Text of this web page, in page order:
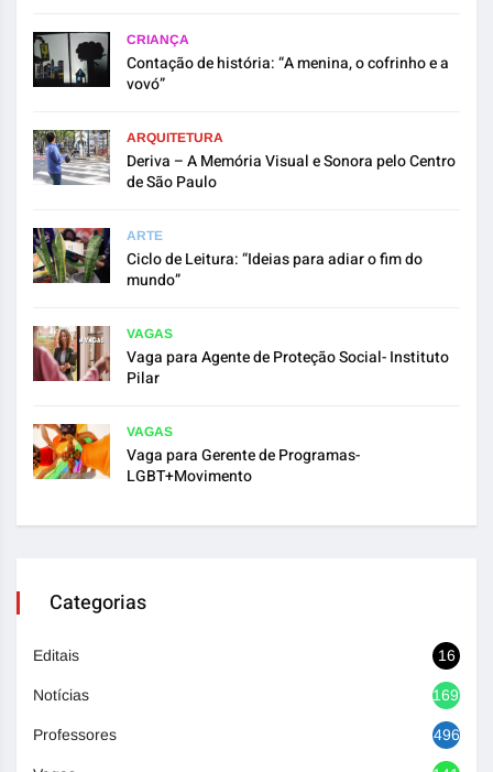
CRIANÇA
Contação de história: “A menina, o cofrinho e a
vovó”
ARQUITETURA
Deriva – A Memória Visual e Sonora pelo Centro
de São Paulo
ARTE
Ciclo de Leitura: “Ideias para adiar o fim do
mundo”
VAGAS
Vaga para Agente de Proteção Social- Instituto
Pilar
VAGAS
Vaga para Gerente de Programas-
LGBT+Movimento
Categorias
Editais 16
Notícias 1692
Professores 496